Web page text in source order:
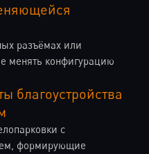
разъёмах или
менять конфигурацию
благоустройства
с
формирующие